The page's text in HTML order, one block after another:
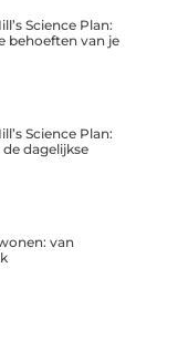
Science Plan:
behoeften van je
Science Plan:
dagelijkse
van